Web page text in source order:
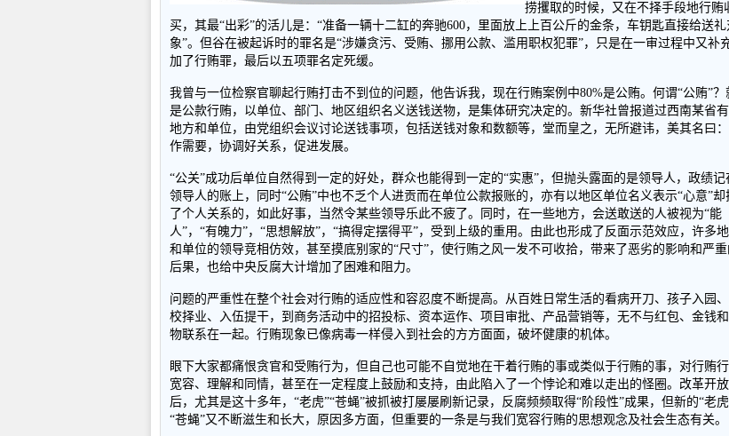
捞攫取的时候，又在不择手段地行贿
买，其最“出彩”的活儿是：“准备一辆十二缸的奔驰600，里面放上上百公斤的金条，车钥匙直接给送礼
象”。但谷在被起诉时的罪名是“涉嫌贪污、受贿、挪用公款、滥用职权犯罪”，只是在一审过程中又补
加了行贿罪，最后以五项罪名定死缓。
我曾与一位检察官聊起行贿打击不到位的问题，他告诉我，现在行贿案例中80%是公贿。何谓“公贿”？
是公款行贿，以单位、部门、地区组织名义送钱送物，是集体研究决定的。新华社曾报道过西南某省
地方和单位，由党组织会议讨论送钱事项，包括送钱对象和数额等，堂而皇之，无所避讳，美其名曰
作需要，协调好关系，促进发展。
“公关”成功后单位自然得到一定的好处，群众也能得到一定的“实惠”，但抛头露面的是领导人，政绩记
领导人的账上，同时“公贿”中也不乏个人进贡而在单位公款报账的，亦有以地区单位名义表示“心意”却
了个人关系的，如此好事，当然令某些领导乐此不疲了。同时，在一些地方，会送敢送的人被视为“能
人”，“有魄力”，“思想解放”，“搞得定摆得平”，受到上级的重用。由此也形成了反面示范效应，许多
和单位的领导竞相仿效，甚至摸底别家的“尺寸”，使行贿之风一发不可收拾，带来了恶劣的影响和严重
后果，也给中央反腐大计增加了困难和阻力。
问题的严重性在整个社会对行贿的适应性和容忍度不断提高。从百姓日常生活的看病开刀、孩子入园
校择业、入伍提干，到商务活动中的招投标、资本运作、项目审批、产品营销等，无不与红包、金钱
物联系在一起。行贿现象已像病毒一样侵入到社会的方方面面，破坏健康的机体。
眼下大家都痛恨贪官和受贿行为，但自己也可能不自觉地在干着行贿的事或类似于行贿的事，对行贿
宽容、理解和同情，甚至在一定程度上鼓励和支持，由此陷入了一个悖论和难以走出的怪圈。改革开放
后，尤其是这十多年，“老虎”“苍蝇”被抓被打屡屡刷新记录，反腐频频取得“阶段性”成果，但新的“老
“苍蝇”又不断滋生和长大，原因多方面，但重要的一条是与我们宽容行贿的思想观念及社会生态有关。